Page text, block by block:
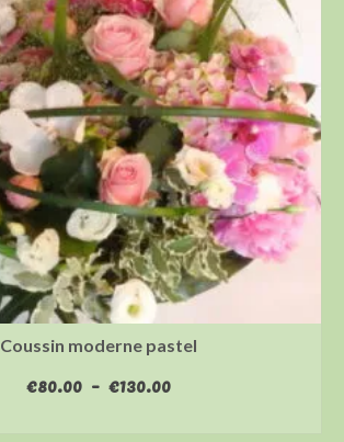
Coussin moderne pastel
€80.00 – €130.00Plage